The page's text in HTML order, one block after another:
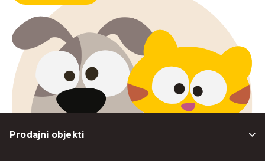
Prodajni objekti